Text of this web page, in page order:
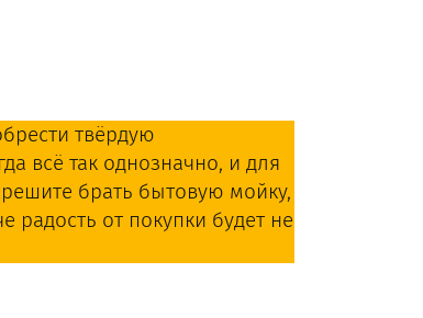
твёрдую
всё так однозначно, и для
брать бытовую мойку,
радость от покупки будет не